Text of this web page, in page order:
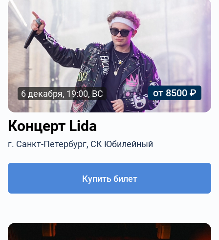
6 декабря, 19:00, ВС от 8500 ₽
Концерт Lida
г. Санкт-Петербург, СК Юбилейный
Купить билет